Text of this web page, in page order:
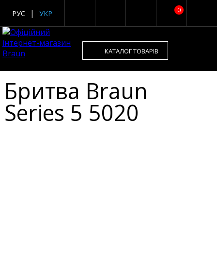
0
РУС УКР
КАТАЛОГ ТОВАРІВ
Бритва Braun
Series 5 5020